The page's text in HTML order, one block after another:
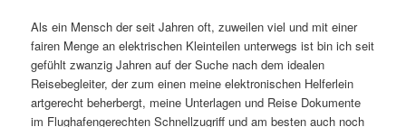
Als ein Mensch der seit Jahren oft, zuweilen viel und mit einer
fairen Menge an elektrischen Kleinteilen unterwegs ist bin ich seit
gefühlt zwanzig Jahren auf der Suche nach dem idealen
Reisebegleiter, der zum einen meine elektronischen Helferlein
artgerecht beherbergt, meine Unterlagen und Reise Dokumente
im Flughafengerechten Schnellzugriff und am besten auch noch